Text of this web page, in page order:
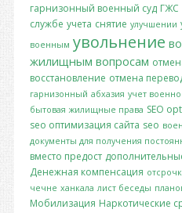
гарнизонный военный суд ГЖС
службе учета снятие улучшении
военным увольнение
жилищным вопросам
восстановление отмена
гарнизонный абхазия учет
бытовая жилищные права SEO
seo оптимизация сайта seo
документы для получения
вместо предост
Денежная компенсация
чечне ханкала лист беседы
Мобилизация Наркотические